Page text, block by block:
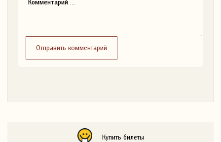
Отправить комментарий
Купить билеты